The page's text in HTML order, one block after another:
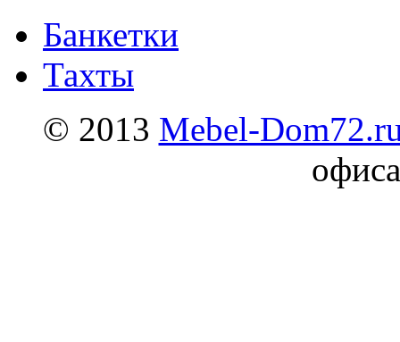
Банкетки
Тахты
© 2013 Mebel-